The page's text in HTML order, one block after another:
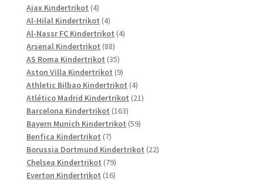
Ajax Kindertrikot 44
Produkte
Al-Hilal Kindertrikot 44
Produkte
Al-Nassr FC Kindertrikot 44
Arsenal Kindertrikot 8888
Produkte
AS Roma Kindertrikot 3535
Produkte
Aston Villa Kindertrikot 99
Produkte
Athletic Bilbao Kindertrikot 44
Produkte
Atlético Madrid Kindertrikot 2121
Barcelona Kindertrikot 163163
Produkte
Bayern Munich Kindertrikot 5959
Benfica Kindertrikot 77
Produkte
Borussia Dortmund Kindertrikot 2222
Chelsea Kindertrikot 7979
Produkte
Everton Kindertrikot 1616